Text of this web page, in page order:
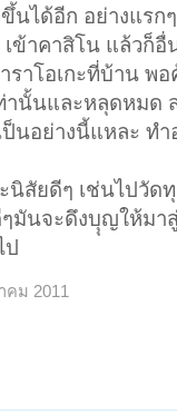
นได้อีก อย่างแรก
เข้าคาสิโน แล้วก็
ราโอเกะที่บ้าน พ
านั้นและหลุดหมด
นอย่างนี้แหละ ทำ
นิสัยดีๆ เช่นไปวั
มันจะดึงบุุญให้มา
คม 2011